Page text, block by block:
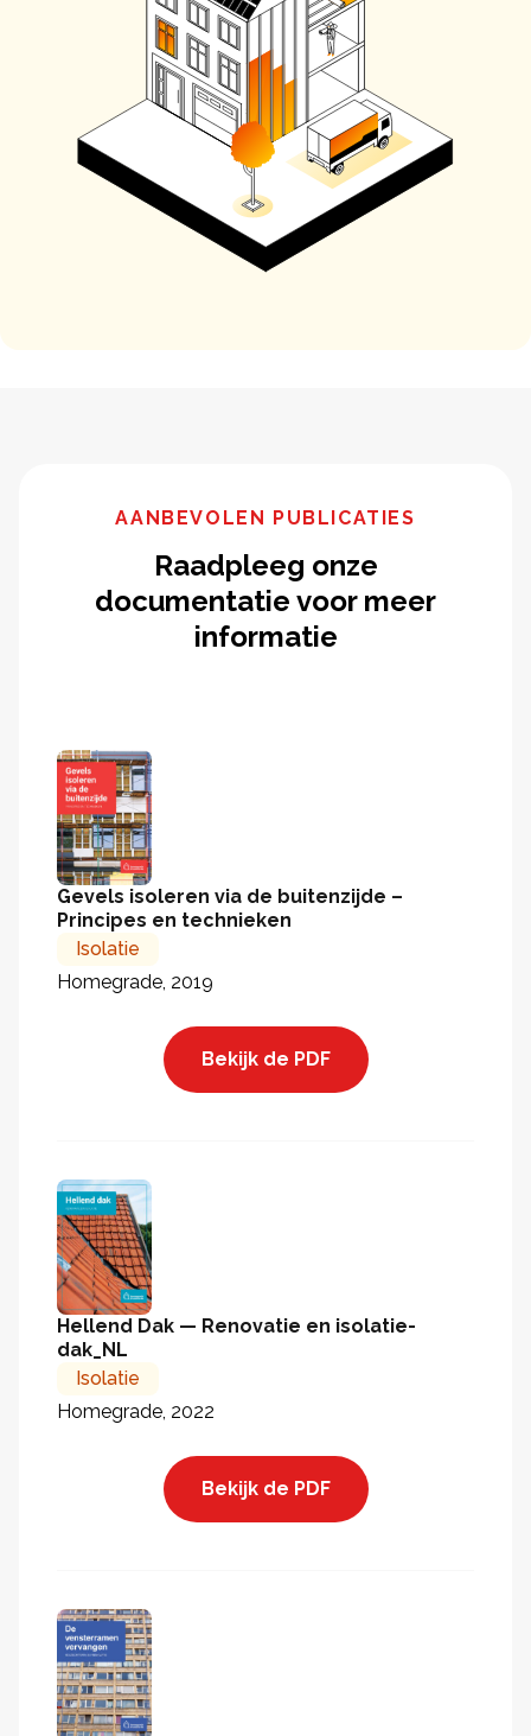
AANBEVOLEN PUBLICATIES
Raadpleeg onze
documentatie voor meer
informatie
Gevels isoleren via de buitenzijde –
Principes en technieken
Isolatie
Homegrade, 2019
Bekijk de PDF
Hellend Dak — Renovatie en isolatie-
dak_NL
Isolatie
Homegrade, 2022
Bekijk de PDF